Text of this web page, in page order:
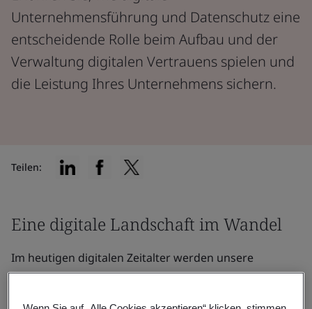
Unternehmensführung und Datenschutz eine
entscheidende Rolle beim Aufbau und der
Verwaltung digitalen Vertrauens spielen und
die Leistung Ihres Unternehmens sichern.
Eine digitale Landschaft im Wandel
Im heutigen digitalen Zeitalter werden unsere
persönlichen und beruflichen Datenzunehmend ohne
Teilen: